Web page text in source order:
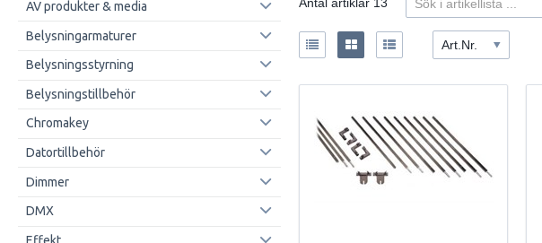
AV produkter & media
Belysningarmaturer
Belysningsstyrning
Belysningstillbehör
Chromakey
Datortillbehör
Dimmer
DMX
Antal artiklar 13
Art.Nr.